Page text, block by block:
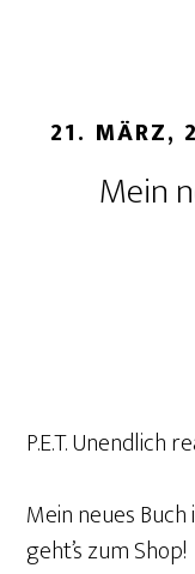
21. MÄRZ,
Mein
P.E.T. Unendlich
Mein neues
geht’s zum Shop!